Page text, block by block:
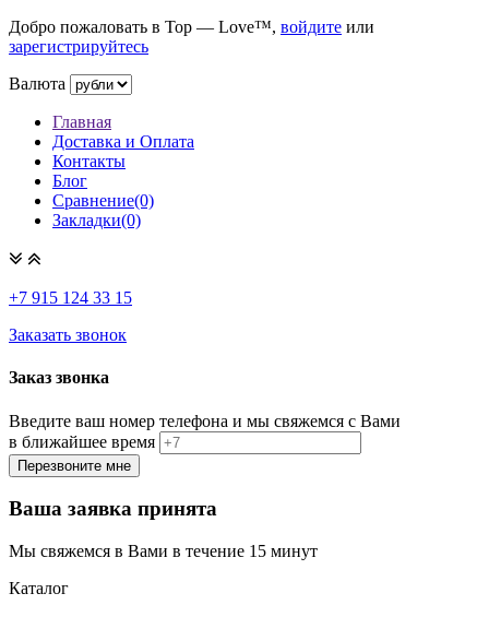
Добро пожаловать в Top — Love™, войдите или
зарегистрируйтесь
Валюта
Главная
Доставка и Оплата
Контакты
Блог
Сравнение(0)
Закладки(0)
+7 915 124 33 15
Заказать звонок
Заказ звонка
Введите ваш номер телефона и мы свяжемся с Вами
в ближайшее время
Ваша заявка принята
Мы свяжемся в Вами в течение 15 минут
Каталог